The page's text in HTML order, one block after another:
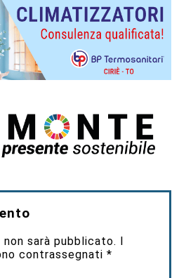
sarà pubblicato. I
contrassegnati*